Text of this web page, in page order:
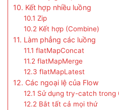
10. Kết hợp nhiều luồng
10.1 Zip
10.2 Kết hợp (Combine)
11. Làm phẳng các luồng
11.1 flatMapConcat
11.2 flatMapMerge
12.3 flatMapLatest
12. Các ngoại lệ của Flow
12.1 Sử dụng try-catch trong
12.2 Bắt tất cả mọi thứ